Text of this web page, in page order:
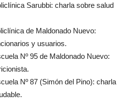
Sarubbi: charla sobre salud
de Maldonado Nuevo:
y usuarios.
Nº 95 de Maldonado Nuevo:
Nº 87 (Simón del Pino): charla